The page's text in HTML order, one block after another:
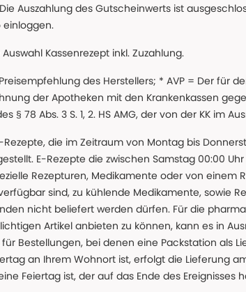
Auszahlung des Gutscheinwerts ist
einloggen.
Kassenrezept inkl. Zuzahlung.
des Herstellers; * AVP = Der für
der Apotheken mit den Krankenkassen
§ 78 Abs. 3 S. 1, 2. HS AMG, der von der KK im
die im Zeitraum von Montag bis
E-Rezepte die zwischen Samstag 00:00
Rezepturen, Medikamente oder von
sind, zu kühlende Medikamente, sowie
nicht beliefert werden dürfen. Für die
Artikel anbieten zu können, kann es in
Bestellungen, bei denen eine Packstation als
an Ihrem Wohnort ist, erfolgt die Lieferung
Feiertag ist, der auf das Ende des Ereignisses